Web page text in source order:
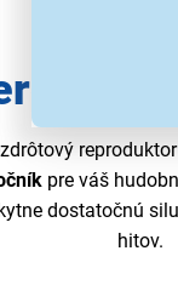
pre váš
dostatočnú
hitov.